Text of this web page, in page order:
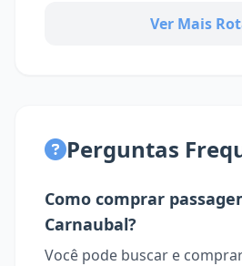
Ver Mais
Perguntas
Como comprar
Carnaubal?
Você pode buscar e